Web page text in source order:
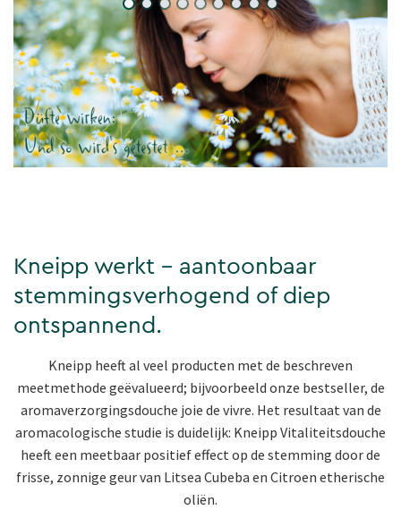
Kneipp werkt - aantoonbaar
stemmingsverhogend of diep
ontspannend.
Kneipp heeft al veel producten met de beschreven
meetmethode geëvalueerd; bijvoorbeeld onze bestseller, de
aromaverzorgingsdouche joie de vivre. Het resultaat van de
aromacologische studie is duidelijk: Kneipp Vitaliteitsdouche
heeft een meetbaar positief effect op de stemming door de
frisse, zonnige geur van Litsea Cubeba en Citroen etherische
oliën.